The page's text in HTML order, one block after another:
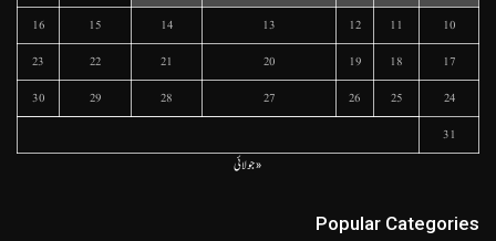
10
11
12
13
14
15
16
17
18
19
20
21
22
23
24
25
26
27
28
29
30
31
« جولائی
Popular Categories